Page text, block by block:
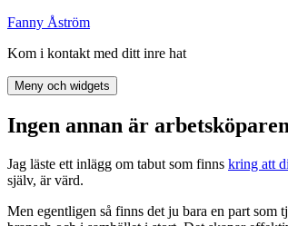
Hoppa
innehåll
Fanny Åström
Kom i kontakt med ditt inre hat
Meny och widgets
Ingen annan är
Jag läste ett inlägg om tabut som finns kring att
själv, är värd.
Men egentligen så finns det ju bara en part